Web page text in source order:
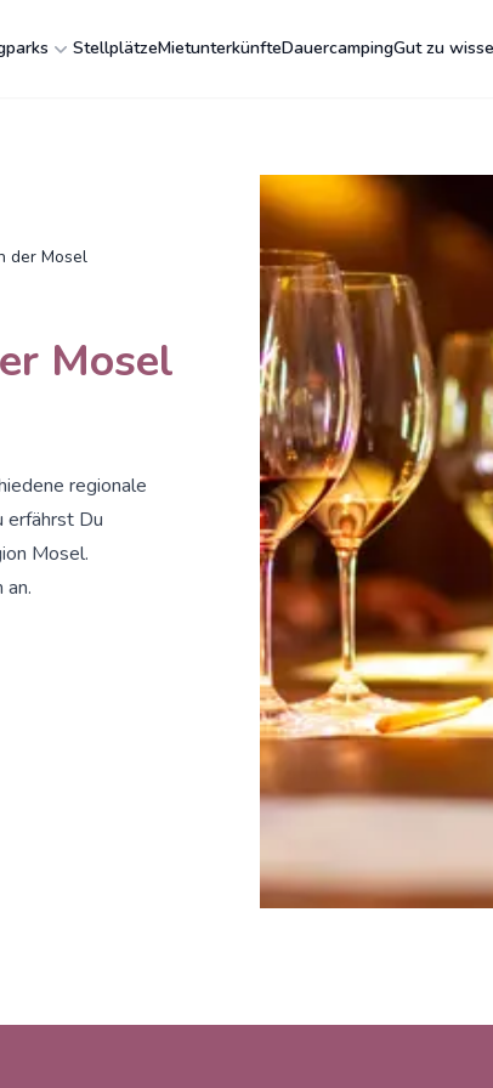
StellplätzeMietunterkünfteDauercampingGut zu
der Mosel
Mosel
regionale
erfährst Du
Mosel.